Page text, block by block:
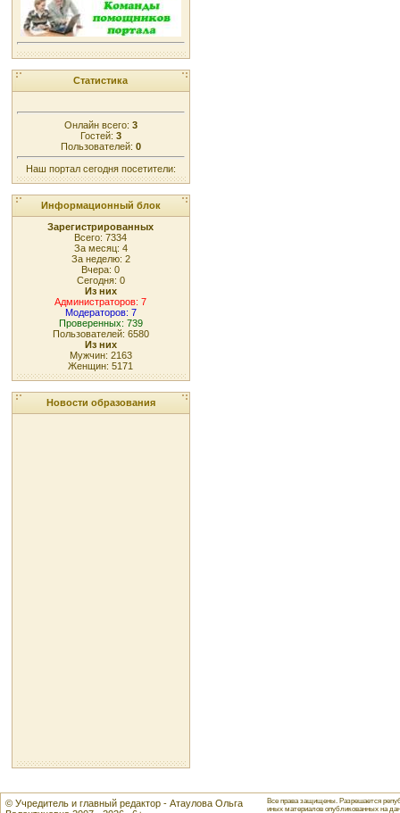
Статистика
Онлайн всего: 3
Гостей: 3
Пользователей: 0
Наш портал сегодня посетители:
Информационный блок
Зарегистрированных
Всего: 7334
За месяц: 4
За неделю: 2
Вчера: 0
Сегодня: 0
Из них
Администраторов: 7
Модераторов: 7
Проверенных: 739
Пользователей: 6580
Из них
Мужчин: 2163
Женщин: 5171
Новости образования
© Учредитель и главный редактор - Атаулова Ольга
Все права защищены. Разрешается
иных материалов опубликованных на